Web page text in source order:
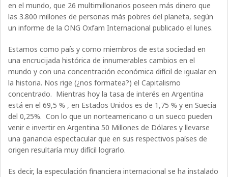
en el mundo, que 26 multimillonarios poseen más dinero que
las 3.800 millones de personas más pobres del planeta, según
un informe de la ONG Oxfam Internacional publicado el lunes.
Estamos como país y como miembros de esta sociedad en
una encrucijada histórica de innumerables cambios en el
mundo y con una concentración económica difícil de igualar en
la historia. Nos rige (¿nos formatea?) el Capitalismo
concentrado. Mientras hoy la tasa de interés en Argentina
está en el 69,5 % , en Estados Unidos es de 1,75 % y en Suecia
del 0,25%. Con lo que un norteamericano o un sueco pueden
venir e invertir en Argentina 50 Millones de Dólares y llevarse
una ganancia espectacular que en sus respectivos países de
origen resultaría muy difícil lograrlo.
Es decir, la especulación financiera internacional se ha instalado